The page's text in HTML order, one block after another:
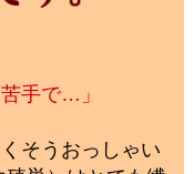
手で…」
そうおっしゃい